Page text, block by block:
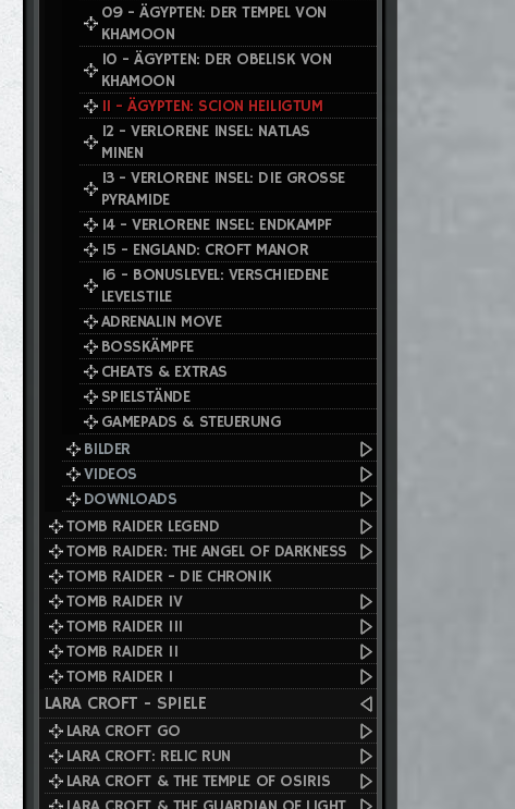
09 - ÄGYPTEN: DER TEMPEL VON
KHAMOON
10 - ÄGYPTEN: DER OBELISK VON
KHAMOON
11 - ÄGYPTEN: SCION HEILIGTUM
12 - VERLORENE INSEL: NATLAS
MINEN
13 - VERLORENE INSEL: DIE GROSSE
PYRAMIDE
14 - VERLORENE INSEL: ENDKAMPF
15 - ENGLAND: CROFT MANOR
16 - BONUSLEVEL: VERSCHIEDENE
LEVELSTILE
ADRENALIN MOVE
BOSSKÄMPFE
CHEATS & EXTRAS
SPIELSTÄNDE
GAMEPADS & STEUERUNG
BILDER
VIDEOS
DOWNLOADS
TOMB RAIDER LEGEND
TOMB RAIDER: THE ANGEL OF DARKNESS
TOMB RAIDER - DIE CHRONIK
TOMB RAIDER IV
TOMB RAIDER III
TOMB RAIDER II
TOMB RAIDER I
LARA CROFT - SPIELE
LARA CROFT GO
LARA CROFT: RELIC RUN
LARA CROFT & THE TEMPLE OF OSIRIS